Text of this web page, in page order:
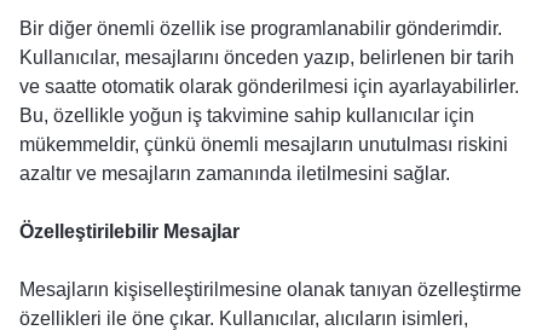
Bir diğer önemli özellik ise programlanabilir gönderimdir.
Kullanıcılar, mesajlarını önceden yazıp, belirlenen bir tarih
ve saatte otomatik olarak gönderilmesi için ayarlayabilirler.
Bu, özellikle yoğun iş takvimine sahip kullanıcılar için
mükemmeldir, çünkü önemli mesajların unutulması riskini
azaltır ve mesajların zamanında iletilmesini sağlar.
Özelleştirilebilir Mesajlar
Mesajların kişiselleştirilmesine olanak tanıyan özelleştirme
özellikleri ile öne çıkar. Kullanıcılar, alıcıların isimleri,